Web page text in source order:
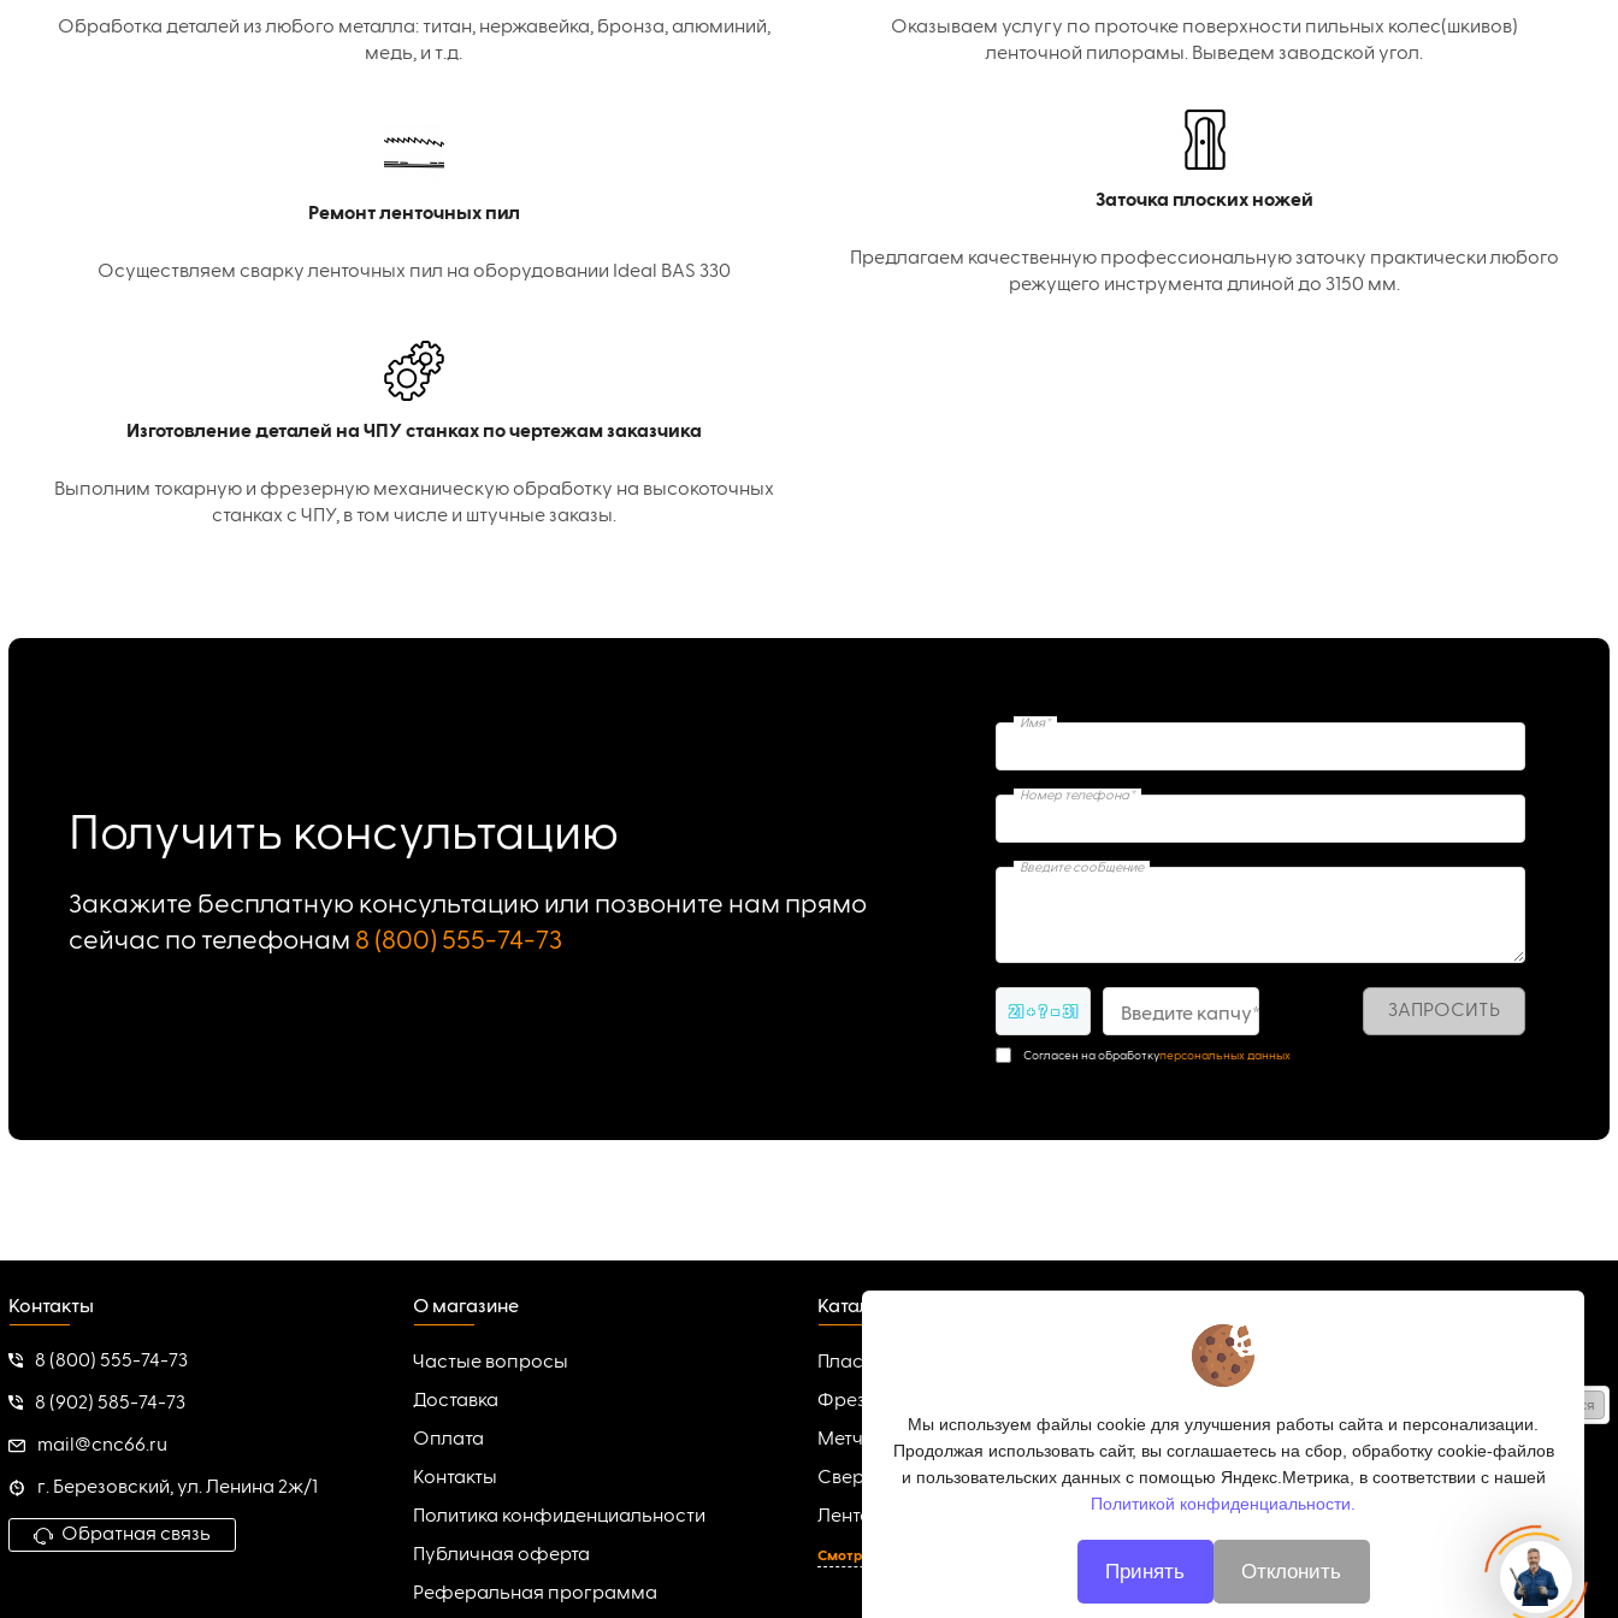
Обработка деталей из любого металла: титан, нержавейка, бронза, алюминий,
медь, и т.д.
Оказываем услугу по проточке поверхности пильных колес(шкивов)
ленточной пилорамы. Выведем заводской угол.
Ремонт ленточных пил
Осуществляем сварку ленточных пил на оборудовании Ideal BAS 330
Заточка плоских ножей
Предлагаем качественную профессиональную заточку практически любого
режущего инструмента длиной до 3150 мм.
Изготовление деталей на ЧПУ станках по чертежам заказчика
Выполним токарную и фрезерную механическую обработку на высокоточных
станках с ЧПУ, в том числе и штучные заказы.
Получить консультацию
Закажите бесплатную консультацию или позвоните нам прямо
сейчас по телефонам 8 (800) 555-74-73
Имя*
Номер телефона*
Введите сообщение
21 + ? = 31 Введите капчу* ЗАПРОСИТЬ
Согласен на обработкуперсональных данных
Контакты
8 (800) 555-74-73
8 (902) 585-74-73
mail@cnc66.ru
г. Березовский, ул. Ленина 2ж/1
Обратная связь
О магазине
Частые вопросы
Доставка
Оплата
Контакты
Политика конфиденциальности
Публичная оферта
Реферальная программа
Каталог
Пластины твердосплавные
Фрезы
Метчики
Сверла
Ленточные пилы по металлу
Смотреть все
Получайте только полезные статьи!
Подписаться
Согласен на обработку персональных данных
Мы в соцсетях:
Мы используем файлы cookie для улучшения работы сайта и персонализации.
Продолжая использовать сайт, вы соглашаетесь на сбор, обработку cookie-файлов
и пользовательских данных с помощью Яндекс.Метрика, в соответствии с нашей
Политикой конфиденциальности.
Принять Отклонить